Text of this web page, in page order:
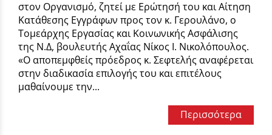
στον Οργανισμό, ζητεί με Ερώτησή του και Αίτηση
Κατάθεσης Εγγράφων προς τον κ. Γερουλάνο, ο
Τομεάρχης Εργασίας και Κοινωνικής Ασφάλισης
της Ν.Δ, βουλευτής Αχαΐας Νίκος Ι. Νικολόπουλος.
«Ο αποπεμφθείς πρόεδρος κ. Σεφτελής αναφέρεται
στην διαδικασία επιλογής του και επιτέλους
μαθαίνουμε την...
Περισσότερα